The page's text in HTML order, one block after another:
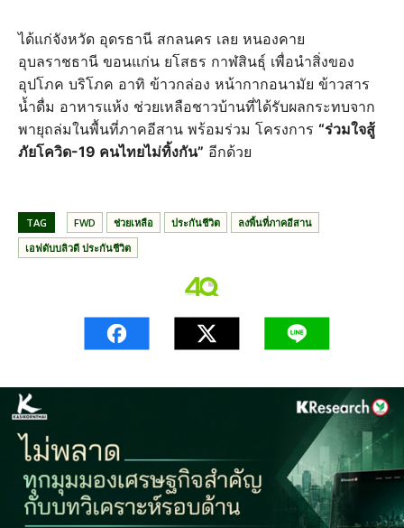
ได้แก่จังหวัด อุดรธานี สกลนคร เลย หนองคาย
อุบลราชธานี ขอนแก่น ยโสธร กาฬสินธุ์ เพื่อนำสิ่งของ
อุปโภค บริโภค อาทิ ข้าวกล่อง หน้ากากอนามัย ข้าวสาร
น้ำดื่ม อาหารแห้ง ช่วยเหลือชาวบ้านที่ได้รับผลกระทบจาก
พายุถล่มในพื้นที่ภาคอีสาน พร้อมร่วม โครงการ “ร่วมใจสู้
ภัยโควิด-19 คนไทยไม่ทิ้งกัน” อีกด้วย
TAG FWD ช่วยเหลือ ประกันชีวิต
ลงพื้นที่ภาคอีสาน
เอฟดับบลิวดี ประกันชีวิต